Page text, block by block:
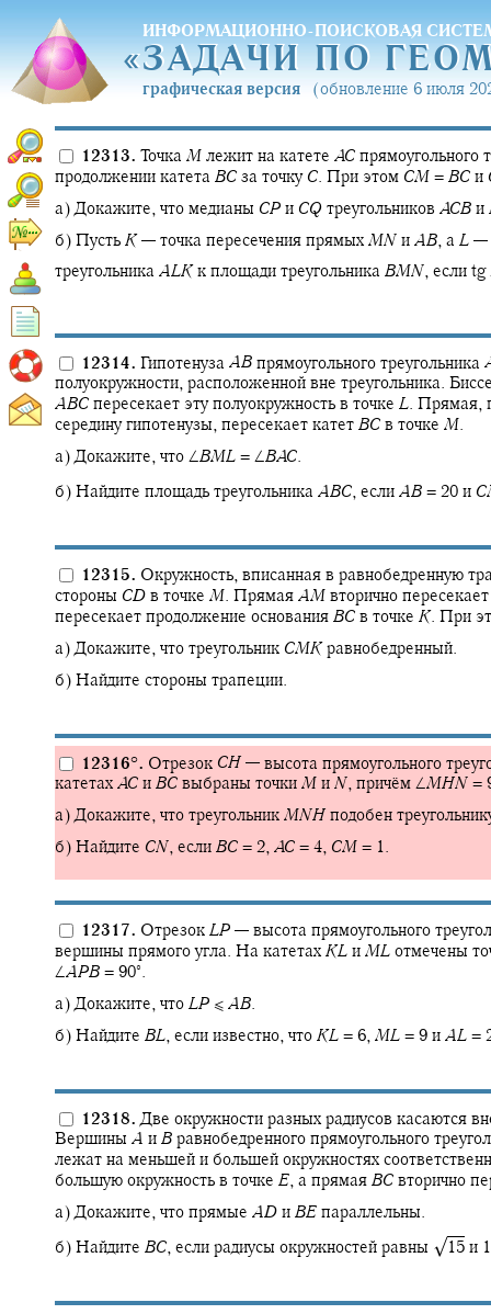
ИНФОРМАЦИОННО-ПОИСКОВАЯ
«ЗАДАЧИ ПО
«ЗАДАЧИ ПО
графическая версия (обновление 6 июля
12313. Точка M лежит на катете AC прямоугольного
продолжении катета BC за точку C. При этом CM = BC и
а) Докажите, что медианы CP и CQ треугольников ACB и
б) Пусть K— точка пересечения прямых MN и AB, а L —
треугольника ALKк площади треугольника BMN, если tg
12314. Гипотенуза AB прямоугольного треугольника
полуокружности, расположенной вне треугольника.
ABC пересекает эту полуокружность в точке L. Прямая,
середину гипотенузы, пересекает катет BC в точке M.
а) Докажите, что ∠BML = ∠BAC.
б) Найдите площадь треугольника ABC, если AB = 20 и C
12315. Окружность, вписанная в равнобедренную
стороны CD в точке M. Прямая AM вторично
пересекает продолжение основания BC в точке K. При
а) Докажите, что треугольник CMKравнобедренный.
б) Найдите стороны трапеции.
12316°. Отрезок CH — высота прямоугольного
катетах AC и BC выбраны точки M и N, причём ∠MHN =
а) Докажите, что треугольник MNH подобен
б) Найдите CN, если BC = 2, AC = 4, CM = 1.
12317. Отрезок LP — высота прямоугольного
вершины прямого угла. На катетах KL и ML отмечены
∠APB = 90‍∘ .
а) Докажите, что LP ≤ AB.
б) Найдите BL, если известно, что KL = 6, ML = 9 и AL =
12318. Две окружности разных радиусов касаются
Вершины A и B равнобедренного прямоугольного
лежат на меньшей и большей окружностях
большую окружность в точке E, а прямая BC вторично
а) Докажите, что прямые AD и BE параллельны.
б) Найдите BC, если радиусы окружностей равны √15 и